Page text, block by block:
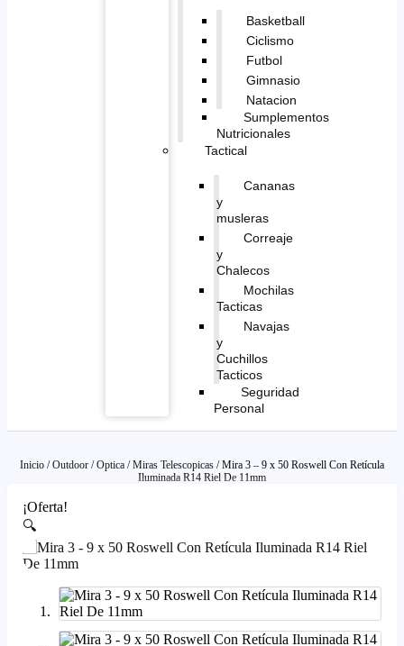
Basketball
Ciclismo
Futbol
Gimnasio
Natacion
Sumplementos
Nutricionales
Tactical
Cananas
y
musleras
Correaje
y
Chalecos
Mochilas
Tacticas
Navajas
y
Cuchillos
Tacticos
Seguridad
Personal
Inicio/Outdoor/Optica/Miras Telescopicas/ Mira 3 – 9 x 50 Roswell Con Retícula
Iluminada R14 Riel De 11mm
¡Oferta!
🔍